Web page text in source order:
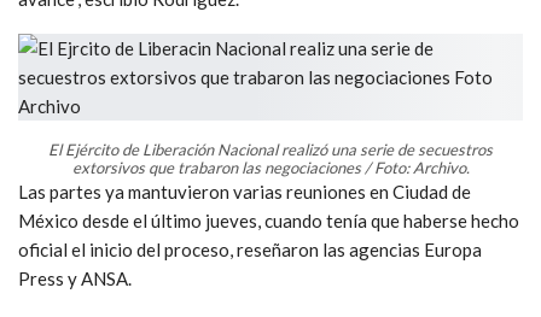
El Ejército de Liberación Nacional realizó una serie de secuestros
extorsivos que trabaron las negociaciones / Foto: Archivo.
Las partes ya mantuvieron varias reuniones en Ciudad de
México desde el último jueves, cuando tenía que haberse hecho
oficial el inicio del proceso, reseñaron las agencias Europa
Press y ANSA.